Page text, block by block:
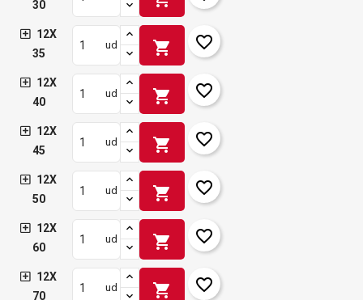
30
12X
35
ud shopping_cart favorite_border
12X
40
ud shopping_cart favorite_border
12X
45
ud shopping_cart favorite_border
12X
50
ud shopping_cart favorite_border
12X
60
ud shopping_cart favorite_border
12X
70
ud shopping_cart favorite_border